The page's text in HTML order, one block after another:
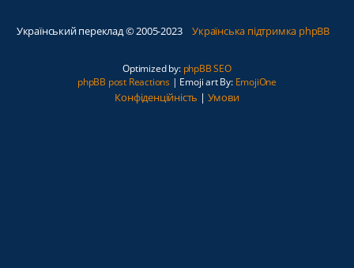
Український переклад © 2005-2023 Українська підтримка phpBB
Optimized by: phpBB SEO
phpBB post Reactions| Emoji art By: EmojiOne
Конфіденційність | Умови